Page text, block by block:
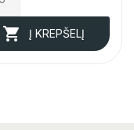
 Į KREPŠELĮ